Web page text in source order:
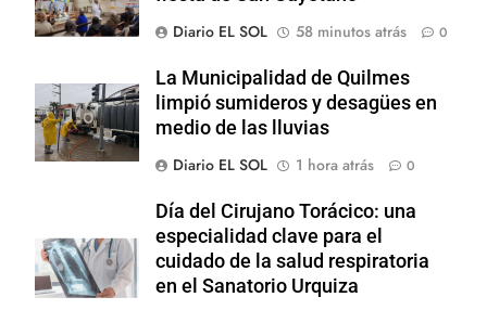
Diario EL SOL
58 minutos atrás 0
La Municipalidad de Quilmes
limpió sumideros y desagües en
medio de las lluvias
Diario EL SOL
1 hora atrás 0
Día del Cirujano Torácico: una
especialidad clave para el
cuidado de la salud respiratoria
en el Sanatorio Urquiza